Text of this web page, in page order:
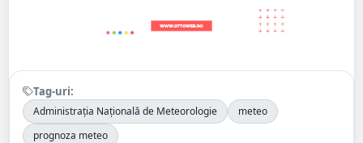
Tag-uri:
Administrația Națională de Meteorologie
meteo
prognoza meteo